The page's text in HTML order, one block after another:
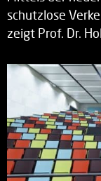
schutzlose
zeigt Prof. Dr.